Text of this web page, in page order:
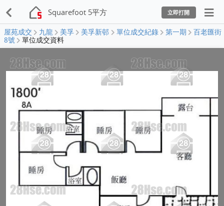
Squarefoot 5平方 立即打開
屋苑成交 九龍 美孚 美孚新邨 單位成交紀錄 第一期
百老匯街
8號
單位成交資料